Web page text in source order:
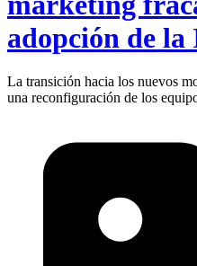
adopción de la
La transición hacia los nuevos
una reconfiguración de los